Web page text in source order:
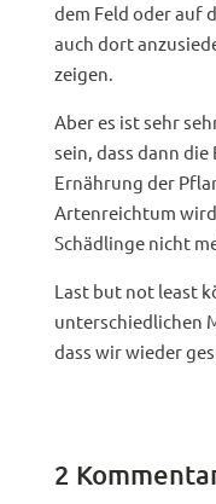
dem Feld oder auf
auch dort
zeigen.
Aber es ist sehr
sein, dass dann
Ernährung der
Artenreichtum
Schädlinge nicht
Last but not least
unterschiedlichen
dass wir wieder
2